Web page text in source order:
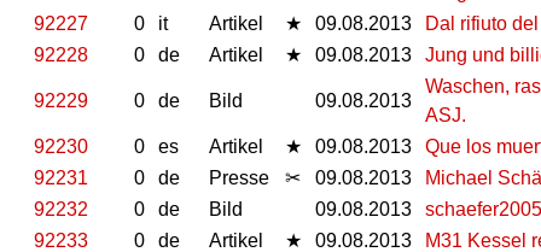
92227
0 it Artikel ★ 09.08.2013
Dal rifiuto
92228
0 de Artikel ★ 09.08.2013 Jung und
92229 0 de Bild 09.08.2013
Waschen,
ASJ.
92230
0 es Artikel ★ 09.08.2013
Que los
92231
0 de Presse ✂ 09.08.2013
Michael
92232
0 de Bild 09.08.2013
92233
0 de Artikel ★ 09.08.2013
M31 Kessel